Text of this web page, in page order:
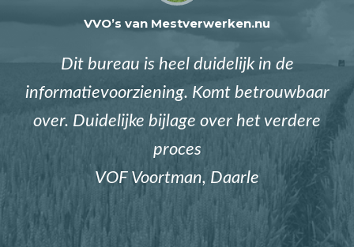
VVO’s van Mestverwerken.nu
Dit bureau is heel duidelijk in de
informatievoorziening. Komt betrouwbaar
over. Duidelijke bijlage over het verdere
proces
VOF Voortman, Daarle